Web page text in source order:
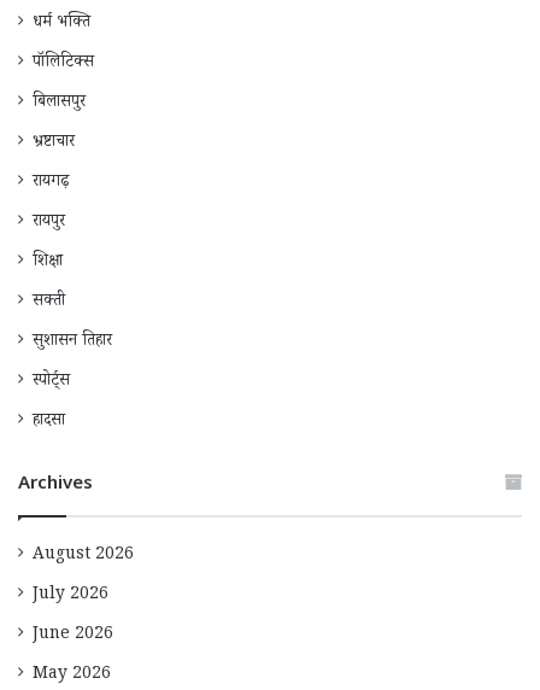
धर्म भक्ति
पॉलिटिक्स
बिलासपुर
भ्रष्टाचार
रायगढ़
रायपुर
शिक्षा
सक्ती
सुशासन तिहार
स्पोर्ट्स
हादसा
Archives
August 2026
July 2026
June 2026
May 2026